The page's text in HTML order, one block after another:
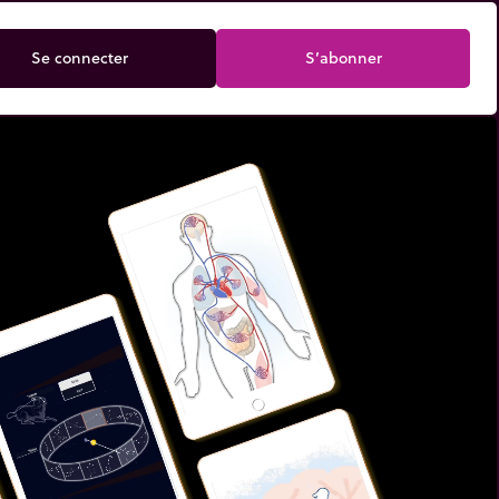
Se connecter S’abonner